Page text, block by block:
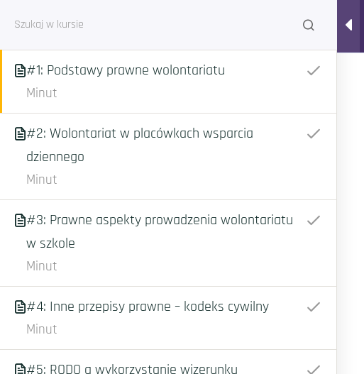
Prawne aspekty wolontariatu 11
#1: Podstawy prawne wolontariatu
Minut
#2: Wolontariat w placówkach wsparcia
dziennego
Minut
#3: Prawne aspekty prowadzenia wolontariatu
w szkole
Minut
#4: Inne przepisy prawne – kodeks cywilny
Minut
#5: RODO a wykorzystanie wizerunku